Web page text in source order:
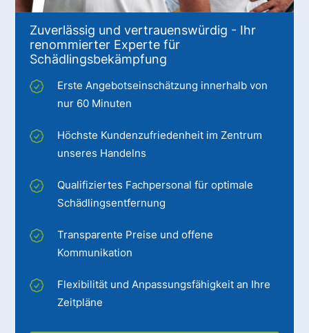
Zuverlässig und vertrauenswürdig - Ihr
renommierter Experte für
Schädlingsbekämpfung
Erste Angebotseinschätzung innerhalb von
nur 60 Minuten
Höchste Kundenzufriedenheit im Zentrum
unseres Handelns
Qualifiziertes Fachpersonal für optimale
Schädlingsentfernung
Transparente Preise und offene
Kommunikation
Flexibilität und Anpassungsfähigkeit an Ihre
Zeitpläne